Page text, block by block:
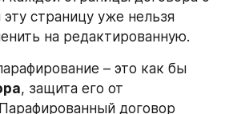
страницу уже нельзя
на редактированную.
, защита его от
договор